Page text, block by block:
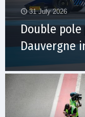
31 July 2026
Double
Dauvergne